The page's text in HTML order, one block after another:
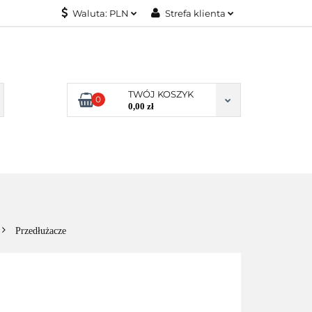
Waluta: PLN Strefa klienta
Dodaj zgłoszenie
Zgody cookies
0 TWÓJ KOSZYK
0,00 zł
KONTAKT
Przedłużacze